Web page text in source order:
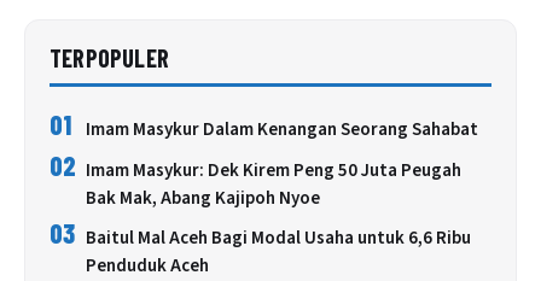
TERPOPULER
01 Imam Masykur Dalam Kenangan Seorang Sahabat
02 Imam Masykur: Dek Kirem Peng 50 Juta Peugah
Bak Mak, Abang Kajipoh Nyoe
03 Baitul Mal Aceh Bagi Modal Usaha untuk 6,6 Ribu
Penduduk Aceh